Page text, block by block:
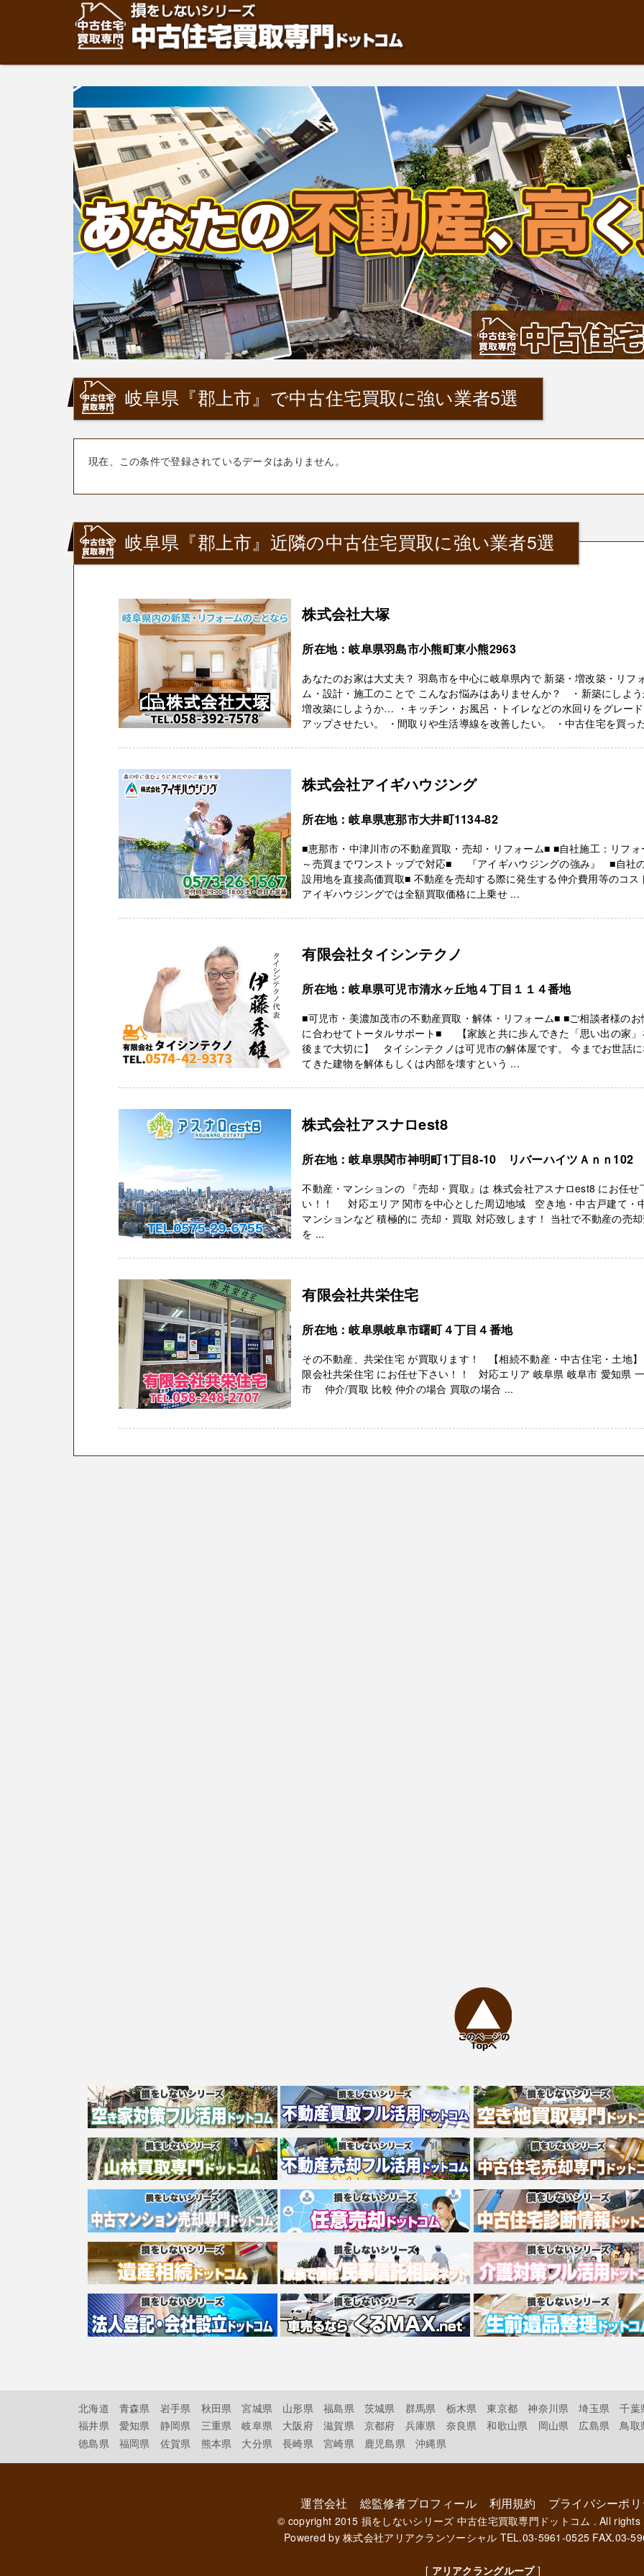
岐阜県『郡上市』で中古住宅買取に強い業者5選
現在、この条件で登録されているデータはありません。
岐阜県『郡上市』近隣の中古住宅買取に強い業者5選
株式会社大塚
所在地：岐阜県羽島市小熊町東小熊2963
あなたのお家は大丈夫？ 羽島市を中心に岐阜県内で 新築・増改築・リフ
ム・設計・施工のことで こんなお悩みはありませんか？ ・新築にしよ
増改築にしようか… ・キッチン・お風呂・トイレなどの水回りをグレード
アップさせたい。 ・間取りや生活導線を改善したい。 ・中古住宅を買っ
株式会社アイギハウジング
所在地：岐阜県恵那市大井町1134-82
■恵那市・中津川市の不動産買取・売却・リフォーム■ ■自社施工：リフォ
～売買までワンストップで対応■ 『アイギハウジングの強み』 ■自社
設用地を直接高価買取■ 不動産を売却する際に発生する仲介費用等のコス
アイギハウジングでは全額買取価格に上乗せ ...
有限会社タイシンテクノ
所在地：岐阜県可児市清水ヶ丘地４丁目１１４番地
■可児市・美濃加茂市の不動産買取・解体・リフォーム■ ■ご相談者様のお
に合わせてトータルサポート■ 【家族と共に歩んできた「思い出の家」
後まで大切に】 タイシンテクノは可児市の解体屋です。 今までお世話
てきた建物を解体もしくは内部を壊すという ...
株式会社アスナロest8
所在地：岐阜県関市神明町1丁目8-10 リバーハイツＡｎｎ102
不動産・マンションの 『売却・買取』は 株式会社アスナロest8 にお任せ
い！！ 対応エリア 関市を中心とした周辺地域 空き地・中古戸建て・
マンションなど 積極的に 売却・買取 対応致します！ 当社で不動産の売
を ...
有限会社共栄住宅
所在地：岐阜県岐阜市曙町４丁目４番地
その不動産、共栄住宅 が買取ります！ 【相続不動産・中古住宅・土地
限会社共栄住宅 にお任せ下さい！！ 対応エリア 岐阜県 岐阜市 愛知県
市 仲介/買取 比較 仲介の場合 買取の場合 ...
北海道 青森県 岩手県 秋田県 宮城県 山形県 福島県 茨城県 群馬県 栃木県 東京都 神奈川県 埼玉県
千葉
福井県
愛知県 静岡県 三重県 岐阜県 大阪府 滋賀県 京都府 兵庫県 奈良県 和歌山県 岡山県 広島県
鳥取
徳島県
福岡県 佐賀県 熊本県 大分県 長崎県 宮崎県 鹿児島県 沖縄県
運営会社 総監修者プロフィール 利用規約 プライバシーポ
© copyright 2015 損をしないシリーズ 中古住宅買取専門ドットコム . All
Powered by株式会社アリアクランソーシャル TEL.03-5961-0525 FAX.03-
[ アリアクラングループ]